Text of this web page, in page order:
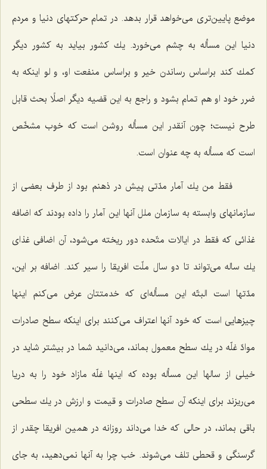
موضع پایین‌تری می‌خواهد قرار بدهد. در تمام حركتهای دنیا و مردم
دنیا این مسأله به چشم می‌خورد. یك كشور بیاید به كشور دیگر
كمك كند براساس رساندن خیر و براساس منفعت او، و لو اینكه به
ضرر خود او هم تمام بشود و راجع به این قضیه دیگر اصلًا بحث قابل
طرح نیست؛ چون آنقدر این مسأله روشن است كه خوب مشخّص
است كه مسأله به چه عنوان است.
فقط من یك آمار مدّتی پیش در ذهنم بود از طرف بعضی از
سازمانهای وابسته به سازمان ملل آنها این آمار را داده بودند كه اضافه
غذائی كه فقط در ایالات متّحده دور ریخته می‌شود، آن اضافی غذای
یك ساله می‌تواند تا دو سال ملّت افریقا را سیر كند. اضافه بر این،
مدّتها است البتّه این مسأله‌ای كه خدمتتان عرض می‌كنم اینها
چیزهایی است كه خود آنها اعتراف می‌كنند برای اینكه سطح صادرات
موادّ غلّه در یك سطح معمول بماند، می‌دانید شما در بیشتر شاید در
خیلی از سالها این مسأله بوده كه اینها غلّه مازاد خود را به دریا
می‌ریزند برای اینكه آن سطح صادرات و قیمت و ارزش در یك سطحی
باقی بماند، در حالی كه خدا می‌داند روزانه در همین افریقا چقدر از
گرسنگی و قحطی تلف می‌شوند. خب چرا به آنها نمی‌دهید، به جای